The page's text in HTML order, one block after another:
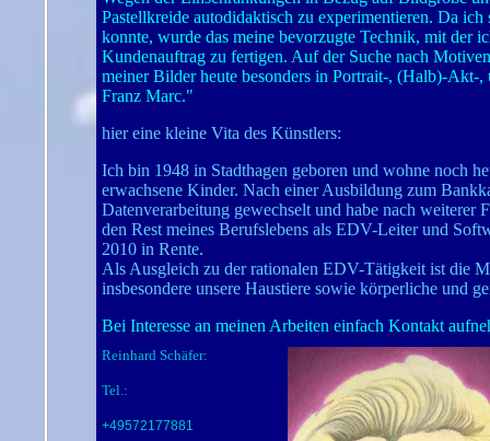
Pastellkreide autodidaktisch zu experimentieren. Da
konnte, wurde das meine bevorzugte Technik, mit der
Kundenauftrag zu fertigen. Auf der Suche nach
meiner Bilder heute besonders in Portrait-, (Halb)-Akt-
Franz Marc."
hier eine kleine Vita des Künstlers:
Ich bin 1948 in Stadthagen geboren und wohne noch
erwachsene Kinder. Nach einer Ausbildung zum
Datenverarbeitung gewechselt und habe nach weiterer
den Rest meines Berufslebens als EDV-Leiter und
2010 in Rente.
Als Ausgleich zu der rationalen EDV-Tätigkeit ist die
insbesondere unsere Haustiere sowie körperliche und
Bei Interesse an meinen Arbeiten einfach Kontakt
Reinhard Schäfer:
Tel.:
+49572177881